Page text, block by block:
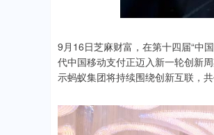
9月16日芝麻财富，在第十四届“中
代中国移动支付正迈入新一轮创新
示蚂蚁集团将持续围绕创新互联，